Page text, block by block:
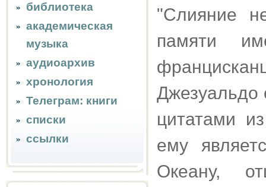
библиотека
академическая
музыка
аудиоархив
хронология
Телеграм: книги
списки
ссылки
"Слияние
памяти
Джезуальдо
цитатами
ему
Океану,